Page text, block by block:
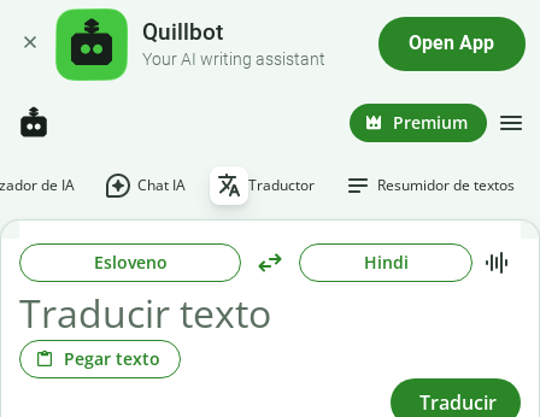
Quillbot
Your AI writing assistant
Open App
Premium
de IA Chat IA Traductor Resumidor de textos
Esloveno Hindi
Pegar texto
Traducir